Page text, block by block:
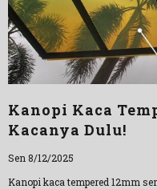
Kanopi Kaca
Kacanya Dulu!
Sen 8/12/2025
Kanopi kaca tempered 12mm